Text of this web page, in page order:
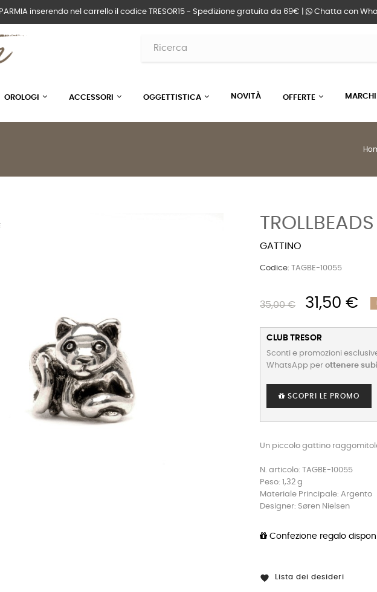
inserendo nel carrello il codice TRESOR15 - Spedizione gratuita da 69€ | Chatta con
OROLOGI ACCESSORI OGGETTISTICA NOVITÀ OFFERTE MARCHI
TROLLBEADS
GATTINO
Codice: TAGBE-10055
35,00 € 31,50 €
CLUB TRESOR
Sconti e promozioni
WhatsApp per ottenere
SCOPRI LE PROMO
Un piccolo gattino
N. articolo: TAGBE-10055
Peso: 1,32 g
Materiale Principale: Argento
Designer: Søren Nielsen
Confezione regalo
 Lista dei desideri